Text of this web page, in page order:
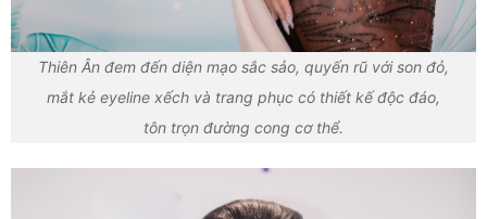
Thiên Ân đem đến diện mạo sắc sảo, quyến rũ với son đỏ,
mắt kẻ eyeline xếch và trang phục có thiết kế độc đáo,
tôn trọn đường cong cơ thể.